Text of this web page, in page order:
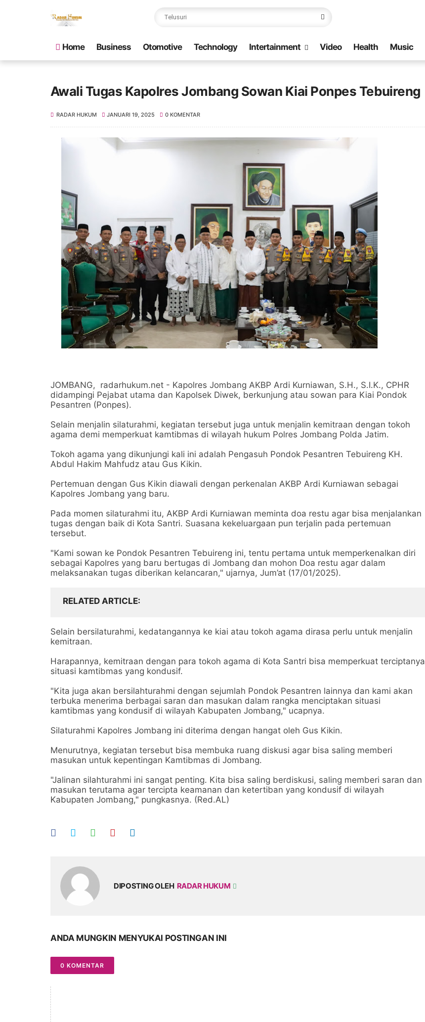
Home Business Otomotive Technology Intertainment Video Health Music
Awali Tugas Kapolres Jombang Sowan Kiai Ponpes Tebuireng
RADAR HUKUM JANUARI 19, 2025 0 KOMENTAR
JOMBANG, radarhukum.net - Kapolres Jombang AKBP Ardi Kurniawan, S.H., S.I.K., CPHR
didampingi Pejabat utama dan Kapolsek Diwek, berkunjung atau sowan para Kiai Pondok
Pesantren (Ponpes).
Selain menjalin silaturahmi, kegiatan tersebut juga untuk menjalin kemitraan dengan tokoh
agama demi memperkuat kamtibmas di wilayah hukum Polres Jombang Polda Jatim.
Tokoh agama yang dikunjungi kali ini adalah Pengasuh Pondok Pesantren Tebuireng KH.
Abdul Hakim Mahfudz atau Gus Kikin.
Pertemuan dengan Gus Kikin diawali dengan perkenalan AKBP Ardi Kurniawan sebagai
Kapolres Jombang yang baru.
Pada momen silaturahmi itu, AKBP Ardi Kurniawan meminta doa restu agar bisa menjalankan
tugas dengan baik di Kota Santri. Suasana kekeluargaan pun terjalin pada pertemuan
tersebut.
"Kami sowan ke Pondok Pesantren Tebuireng ini, tentu pertama untuk memperkenalkan diri
sebagai Kapolres yang baru bertugas di Jombang dan mohon Doa restu agar dalam
melaksanakan tugas diberikan kelancaran," ujarnya, Jum’at (17/01/2025).
RELATED ARTICLE
Selain bersilaturahmi, kedatangannya ke kiai atau tokoh agama dirasa perlu untuk menjalin
kemitraan.
Harapannya, kemitraan dengan para tokoh agama di Kota Santri bisa memperkuat terciptanya
situasi kamtibmas yang kondusif.
"Kita juga akan bersilahturahmi dengan sejumlah Pondok Pesantren lainnya dan kami akan
terbuka menerima berbagai saran dan masukan dalam rangka menciptakan situasi
kamtibmas yang kondusif di wilayah Kabupaten Jombang," ucapnya.
Silaturahmi Kapolres Jombang ini diterima dengan hangat oleh Gus Kikin.
Menurutnya, kegiatan tersebut bisa membuka ruang diskusi agar bisa saling memberi
masukan untuk kepentingan Kamtibmas di Jombang.
"Jalinan silahturahmi ini sangat penting. Kita bisa saling berdiskusi, saling memberi saran dan
masukan terutama agar tercipta keamanan dan ketertiban yang kondusif di wilayah
Kabupaten Jombang," pungkasnya. (Red.AL)
DIPOSTING OLEH RADAR HUKUM
ANDA MUNGKIN MENYUKAI POSTINGAN INI
0 KOMENTAR